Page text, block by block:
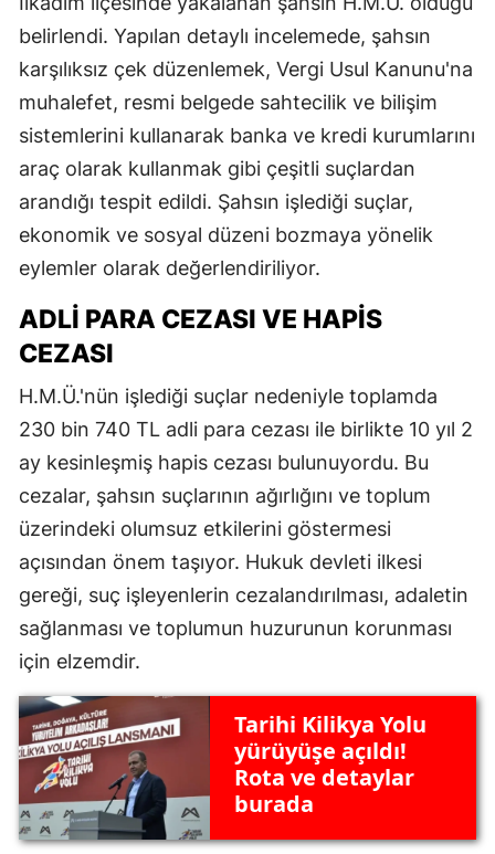
belirlendi. Yapılan detaylı incelemede, şahsın
karşılıksız çek düzenlemek, Vergi Usul Kanunu'na
muhalefet, resmi belgede sahtecilik ve bilişim
sistemlerini kullanarak banka ve kredi kurumlarını
araç olarak kullanmak gibi çeşitli suçlardan
arandığı tespit edildi. Şahsın işlediği suçlar,
ekonomik ve sosyal düzeni bozmaya yönelik
eylemler olarak değerlendiriliyor.
ADLI PARA CEZASI VE HAPIS
CEZASI
H.M.Ü.'nün işlediği suçlar nedeniyle toplamda
230 bin 740 TL adli para cezası ile birlikte 10 yıl 2
ay kesinleşmiş hapis cezası bulunuyordu. Bu
cezalar, şahsın suçlarının ağırlığını ve toplum
üzerindeki olumsuz etkilerini göstermesi
açısından önem taşıyor. Hukuk devleti ilkesi
gereği, suç işleyenlerin cezalandırılması, adaletin
sağlanması ve toplumun huzurunun korunması
için elzemdir.
Tarihi Kilikya Yolu
yürüyüşe açıldı!
Rota ve detaylar
burada